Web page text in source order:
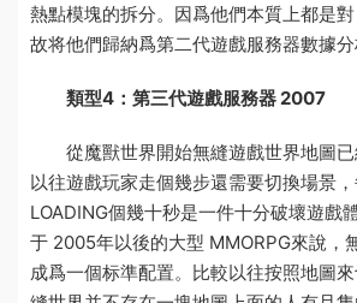
熱點模塊的拆分。因爲他們本質上都是對
故将他們歸納爲第二代遊戲服務器數據
類型4：第三代遊戲服務器 2007
從魔獸世界開始無縫遊戲世界地圖
以往遊戲玩家走個幾步還需要切換場景
LOADING個幾十秒是一件十分破壞遊戲
于 2005年以後的大型 MMORPG來說，
成爲一個标準配置。比較以往按照地圖